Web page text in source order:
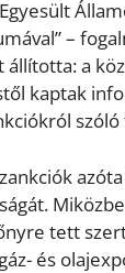
–
állította: a
kaptak
tett
és